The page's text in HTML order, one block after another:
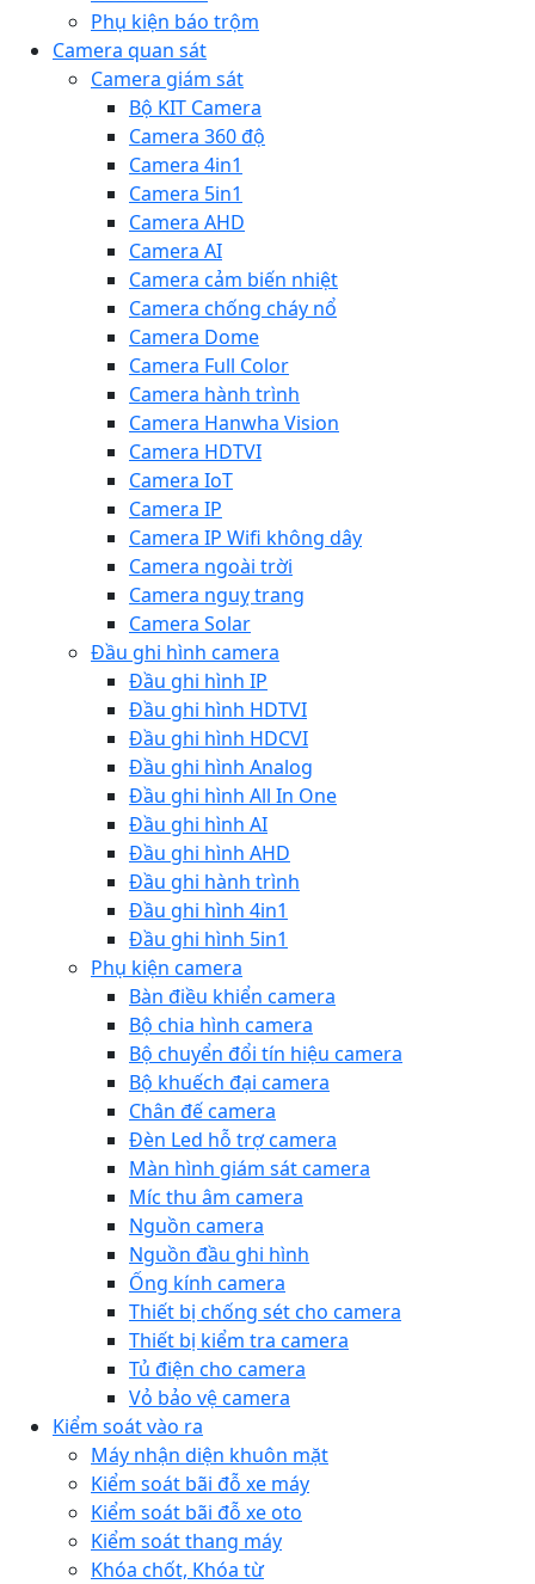
Phụ kiện báo trộm
Camera quan sát
Camera giám sát
Bộ KIT Camera
Camera 360 độ
Camera 4in1
Camera 5in1
Camera AHD
Camera AI
Camera cảm biến nhiệt
Camera chống cháy nổ
Camera Dome
Camera Full Color
Camera hành trình
Camera Hanwha Vision
Camera HDTVI
Camera IoT
Camera IP
Camera IP Wifi không dây
Camera ngoài trời
Camera nguỵ trang
Camera Solar
Đầu ghi hình camera
Đầu ghi hình IP
Đầu ghi hình HDTVI
Đầu ghi hình HDCVI
Đầu ghi hình Analog
Đầu ghi hình All In One
Đầu ghi hình AI
Đầu ghi hình AHD
Đầu ghi hành trình
Đầu ghi hình 4in1
Đầu ghi hình 5in1
Phụ kiện camera
Bàn điều khiển camera
Bộ chia hình camera
Bộ chuyển đổi tín hiệu camera
Bộ khuếch đại camera
Chân đế camera
Đèn Led hỗ trợ camera
Màn hình giám sát camera
Míc thu âm camera
Nguồn camera
Nguồn đầu ghi hình
Ống kính camera
Thiết bị chống sét cho camera
Thiết bị kiểm tra camera
Tủ điện cho camera
Vỏ bảo vệ camera
Kiểm soát vào ra
Máy nhận diện khuôn mặt
Kiểm soát bãi đỗ xe máy
Kiểm soát bãi đỗ xe oto
Kiểm soát thang máy
Khóa chốt, Khóa từ